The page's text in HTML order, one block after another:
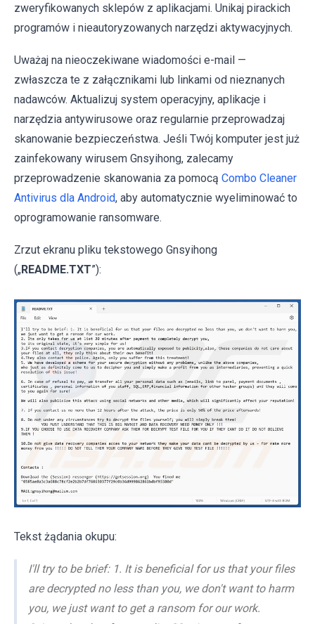
zweryfikowanych sklepów z aplikacjami. Unikaj pirackich
programów i nieautoryzowanych narzędzi aktywacyjnych.
Uważaj na nieoczekiwane wiadomości e-mail —
zwłaszcza te z załącznikami lub linkami od nieznanych
nadawców. Aktualizuj system operacyjny, aplikacje i
narzędzia antywirusowe oraz regularnie przeprowadzaj
skanowanie bezpieczeństwa. Jeśli Twój komputer jest już
zainfekowany wirusem Gnsyihong, zalecamy
przeprowadzenie skanowania za pomocą Combo Cleaner
Antivirus dla Android, aby automatycznie wyeliminować to
oprogramowanie ransomware.
Zrzut ekranu pliku tekstowego Gnsyihong
(„README.TXT”):
Tekst żądania okupu:
I'll try to be brief: 1. It is beneficial for us that your files
are decrypted no less than you, we don't want to harm
you, we just want to get a ransom for our work.